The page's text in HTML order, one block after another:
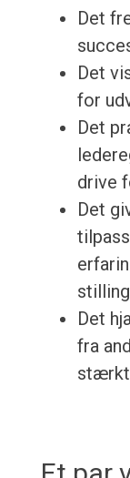
Det
Det
for
Det
drive
Det
Det
fra
stærkt